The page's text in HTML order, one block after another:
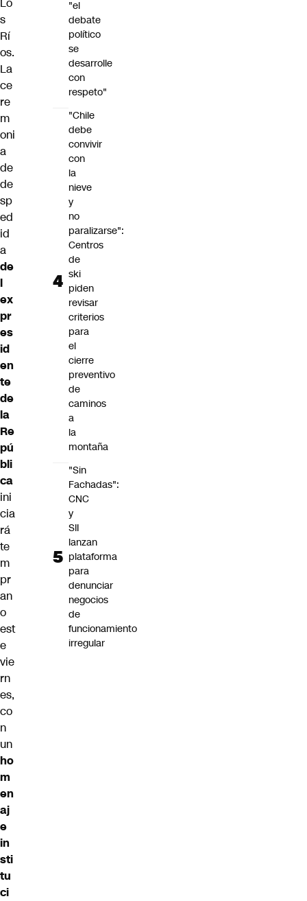
s
Rí
os.
La
ce
re
m
oni
a
de
de
sp
ed
id
a
de
l
ex
pr
es
id
en
te
de
la
Re
pú
bli
ca
ini
cia
rá
te
m
pr
an
o
est
e
vie
rn
es,
co
n
un
ho
m
en
aj
e
in
sti
tu
ci
"el
debate
político
se
desarrolle
con
respeto"
"Chile
debe
convivir
con
la
nieve
y
no
paralizarse":
Centros
de
ski
piden
revisar
criterios
para
el
cierre
preventivo
de
caminos
a
la
montaña
"Sin
Fachadas":
CNC
y
SII
lanzan
plataforma
para
denunciar
negocios
de
funcionamiento
irregular